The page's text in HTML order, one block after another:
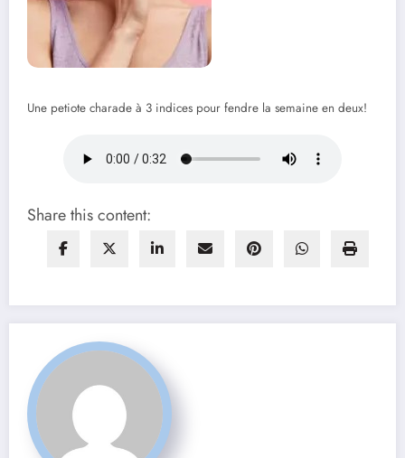
Une petiote charade à 3 indices pour fendre la semaine en deux!
Share this content: